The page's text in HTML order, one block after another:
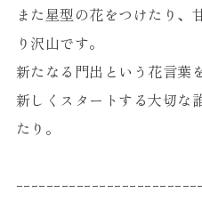
また星型の花をつけたり、
り沢山です。
新たなる門出という花言葉
新しくスタートする大切な
たり。
ｰｰｰｰｰｰｰｰｰｰｰｰｰｰｰｰｰｰｰｰｰｰｰ